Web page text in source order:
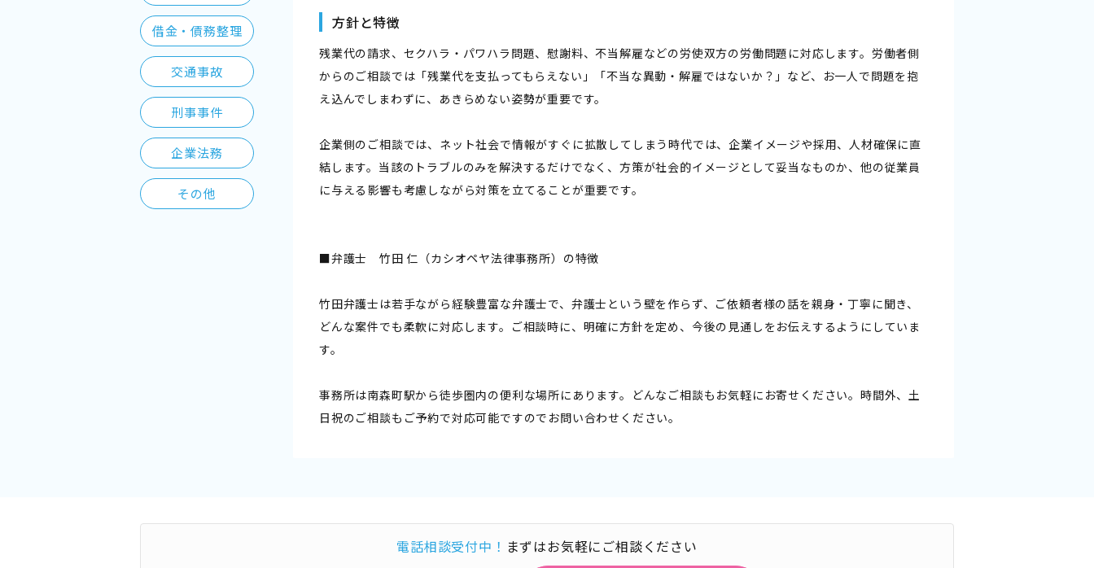
借金・債務整理
交通事故
刑事事件
企業法務
その他
方針と特徴
残業代の請求、セクハラ・パワハラ問題、慰謝料、不当解雇などの労使双方の労働問題に対応します。労働者側
からのご相談では「残業代を支払ってもらえない」「不当な異動・解雇ではないか？」など、お一人で問題を抱
え込んでしまわずに、あきらめない姿勢が重要です。
企業側のご相談では、ネット社会で情報がすぐに拡散してしまう時代では、企業イメージや採用、人材確保に直
結します。当該のトラブルのみを解決するだけでなく、方策が社会的イメージとして妥当なものか、他の従業員
に与える影響も考慮しながら対策を立てることが重要です。
■弁護士 竹田 仁（カシオペヤ法律事務所）の特徴
竹田弁護士は若手ながら経験豊富な弁護士で、弁護士という壁を作らず、ご依頼者様の話を親身・丁寧に聞き、
どんな案件でも柔軟に対応します。ご相談時に、明確に方針を定め、今後の見通しをお伝えするようにしていま
す。
事務所は南森町駅から徒歩圏内の便利な場所にあります。どんなご相談もお気軽にお寄せください。時間外、土
日祝のご相談もご予約で対応可能ですのでお問い合わせください。
電話相談受付中！ まずはお気軽にご相談ください